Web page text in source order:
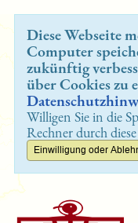
Diese Webseite
Computer
zukünftig
über Cookies zu
Willigen Sie in die
Rechner durch